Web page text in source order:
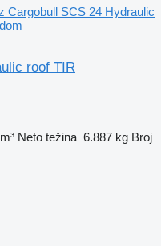
Cargobull SCS 24 Hydraulic
roof TIR
Neto težina 6.887 kg Broj